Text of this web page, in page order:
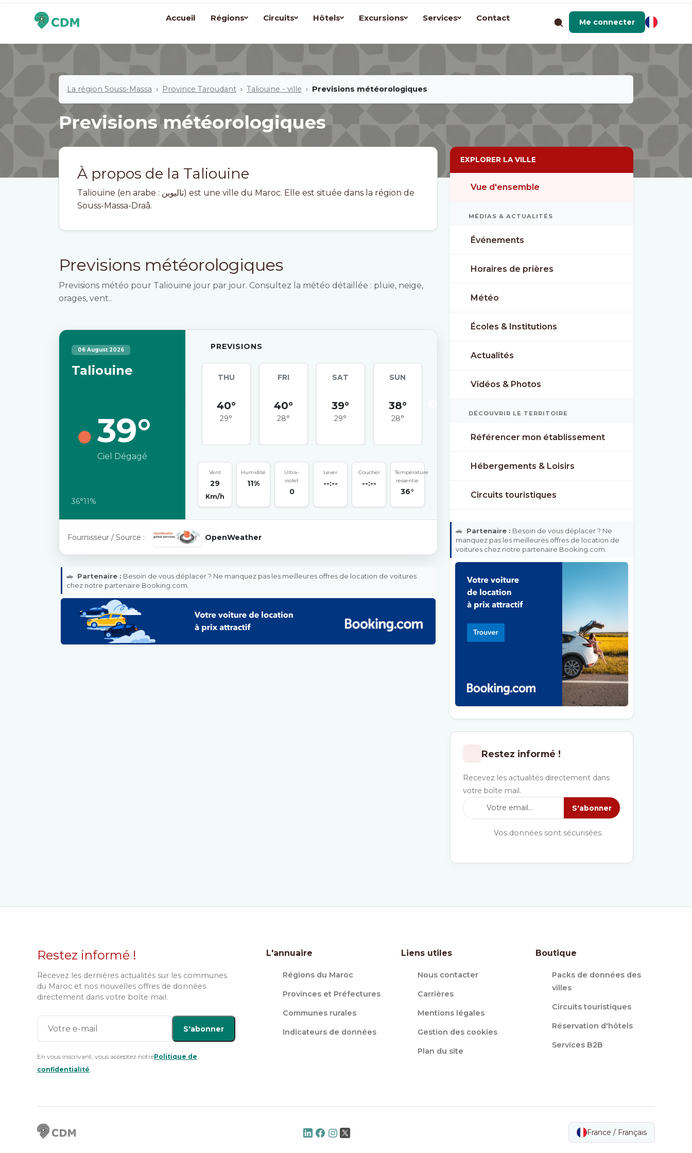
Accueil Régions Circuits Hôtels Excursions Services Contact Me connecter
La région Souss-Massa Province Taroudant Taliouine - ville Previsions météorologiques
Previsions météorologiques
À propos de la Taliouine
Taliouine (en arabe : تاليوين) est une ville du Maroc. Elle est située dans la région de
Souss-Massa-Draâ.
Previsions météorologiques
Previsions météo pour Taliouine jour par jour. Consultez la météo détaillée : pluie, neige,
orages, vent..
06 August 2026
Taliouine
39°
Ciel Dégagé
36°11%
PREVISIONS
THU
40°
29°
FRI
40°
28°
SAT
39°
29°
SUN
38°
28° 25° 27°
Vent
29
Km/h
Humidité
11%
Ultra-
violet
0
Lever
--:--
Coucher
--:--
Température
ressentie
36°
Fournisseur / Source : OpenWeather
🚗 Partenaire : Besoin de vous déplacer ? Ne manquez pas les meilleures offres de location de voitures
chez notre partenaire Booking.com.
EXPLORER LA VILLE
Vue d'ensemble
MÉDIAS & ACTUALITÉS
Événements
Horaires de prières
Météo
Écoles & Institutions
Actualités
Vidéos & Photos
DÉCOUVRIR LE TERRITOIRE
Référencer mon établissement
Hébergements & Loisirs
Circuits touristiques
🚗 Partenaire : Besoin de vous déplacer ? Ne
manquez pas les meilleures offres de location de
voitures chez notre partenaire Booking.com.
Restez informé !
Recevez les actualités directement dans
votre boîte mail.
S'abonner
Vos données sont sécurisées.
Restez informé !
Recevez les dernières actualités sur les communes
du Maroc et nos nouvelles offres de données
directement dans votre boîte mail.
S'abonner
En vous inscrivant, vous acceptez notrePolitique de
confidentialité.
L'annuaire
Régions du Maroc
Provinces et Préfectures
Communes rurales
Indicateurs de données
Liens utiles
Nous contacter
Carrières
Mentions légales
Gestion des cookies
Plan du site
Boutique
Packs de données des
villes
Circuits touristiques
Réservation d'hôtels
Services B2B
France / Français